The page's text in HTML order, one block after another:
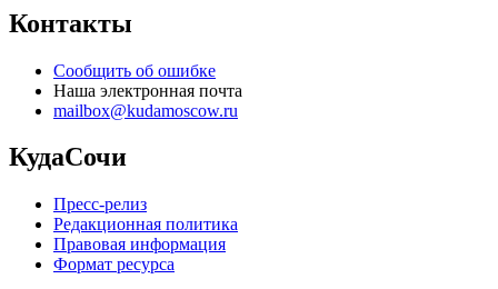
Контакты
Сообщить об ошибке
Наша электронная почта
mailbox@kudamoscow.ru
КудаСочи
Пресс-релиз
Редакционная политика
Правовая информация
Формат ресурса